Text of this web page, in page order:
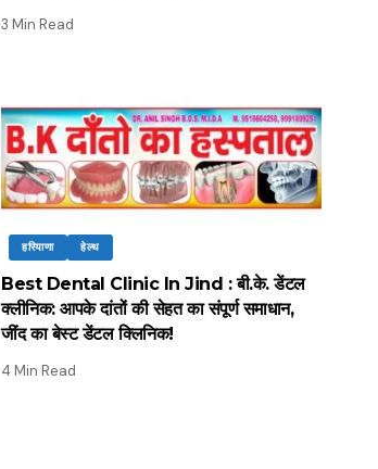
3 Min Read
हरियाणा हेल्थ
Best Dental Clinic In Jind : बी.के. डेंटल
क्लीनिक: आपके दांतों की सेहत का संपूर्ण समाधान,
जींद का बेस्ट डेंटल क्लिनिक!
4 Min Read